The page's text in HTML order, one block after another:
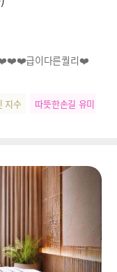
❤️❤️❤️급이다른퀄리❤️
지수 따뜻한손길 유미